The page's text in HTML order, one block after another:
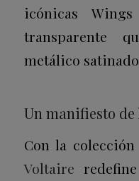
icónicas
transparente
metálico
Un manifiesto
Con la colección
Voltaire